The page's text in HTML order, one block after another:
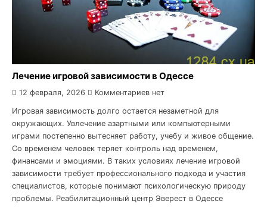
Лечение игровой зависимости в Одессе
12 февраля, 2026 Комментариев нет
Игровая зависимость долго остается незаметной для
окружающих. Увлечение азартными или компьютерными
играми постепенно вытесняет работу, учебу и живое общение.
Со временем человек теряет контроль над временем,
финансами и эмоциями. В таких условиях лечение игровой
зависимости требует профессионального подхода и участия
специалистов, которые понимают психологическую природу
проблемы. Реабилитационный центр Эверест в Одессе